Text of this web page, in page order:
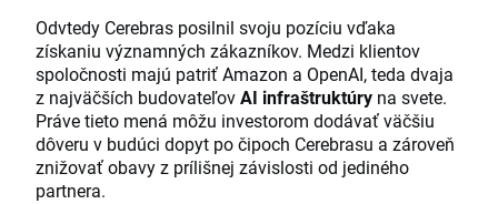
Odvtedy Cerebras posilnil svoju pozíciu vďaka
získaniu významných zákazníkov. Medzi klientov
spoločnosti majú patriť Amazon a OpenAI, teda dvaja
z najväčších budovateľovAI infraštruktúry na svete.
Práve tieto mená môžu investorom dodávať väčšiu
dôveru v budúci dopyt po čipoch Cerebrasu a zároveň
znižovať obavy z prílišnej závislosti od jediného
partnera.